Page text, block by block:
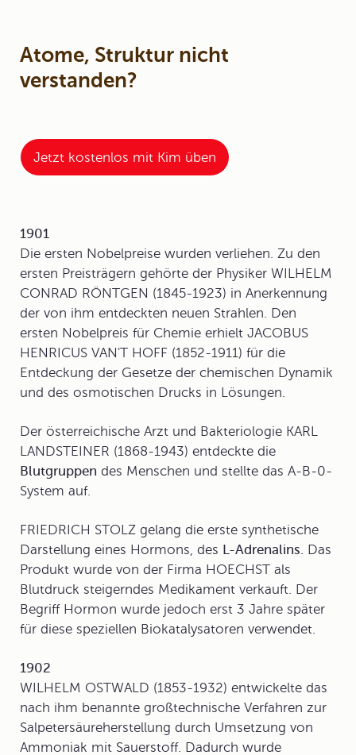
Atome, Struktur nicht
verstanden?
Jetzt kostenlos mit Kim üben
1901
Die ersten Nobelpreise wurden verliehen. Zu den
ersten Preisträgern gehörte der Physiker WILHELM
CONRAD RÖNTGEN (1845-1923) in Anerkennung
der von ihm entdeckten neuen Strahlen. Den
ersten Nobelpreis für Chemie erhielt JACOBUS
HENRICUS VAN'T HOFF (1852-1911) für die
Entdeckung der Gesetze der chemischen Dynamik
und des osmotischen Drucks in Lösungen.
Der österreichische Arzt und Bakteriologie KARL
LANDSTEINER (1868-1943) entdeckte die
Blutgruppen des Menschen und stellte das A-B-0-
System auf.
FRIEDRICH STOLZ gelang die erste synthetische
Darstellung eines Hormons, des L-Adrenalins. Das
Produkt wurde von der Firma HOECHST als
Blutdruck steigerndes Medikament verkauft. Der
Begriff Hormon wurde jedoch erst 3 Jahre später
für diese speziellen Biokatalysatoren verwendet.
1902
WILHELM OSTWALD (1853-1932) entwickelte das
nach ihm benannte großtechnische Verfahren zur
Salpetersäureherstellung durch Umsetzung von
Ammoniak mit Sauerstoff. Dadurch wurde